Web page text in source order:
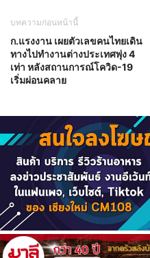
บทความก่อนหน้านี้
ก.แรงงาน เผยตัวเลขคนไทยเดิน
ทางไปทำงานต่างประเทศพุ่ง 4
เท่า หลังสถานการณ์โควิด-19
เริ่มผ่อนคลาย